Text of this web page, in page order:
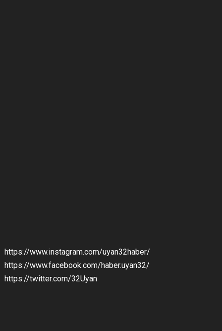
https://www.instagram.com/uyan32haber/
https://www.facebook.com/haber.uyan32/
https://twitter.com/32Uyan